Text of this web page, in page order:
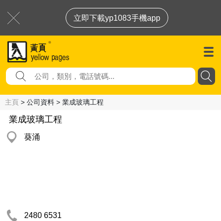
立即下載yp1083手機app
主頁 > 公司資料 > 業成玻璃工程
業成玻璃工程
葵涌
2480 6531